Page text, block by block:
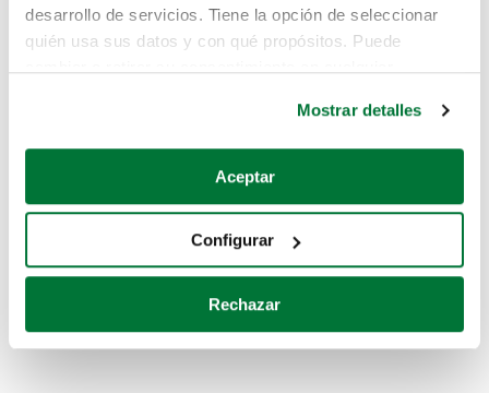
desarrollo de servicios. Tiene la opción de seleccionar
quién usa sus datos y con qué propósitos. Puede
Si lo permite, también quisiéramos:
Recopilar información sobre su ubicación geográfica
Identificar su dispositivo analizándolo activamente
para buscar características específicas (huellas
Obtenga más información sobre cómo se procesan sus
Mostrar detalles
Aceptar
Configurar
Rechazar
Pero puedes encontrar el coche que estás
buscando en alguno de estos enlaces:
Coches de segunda mano
Coches de km0